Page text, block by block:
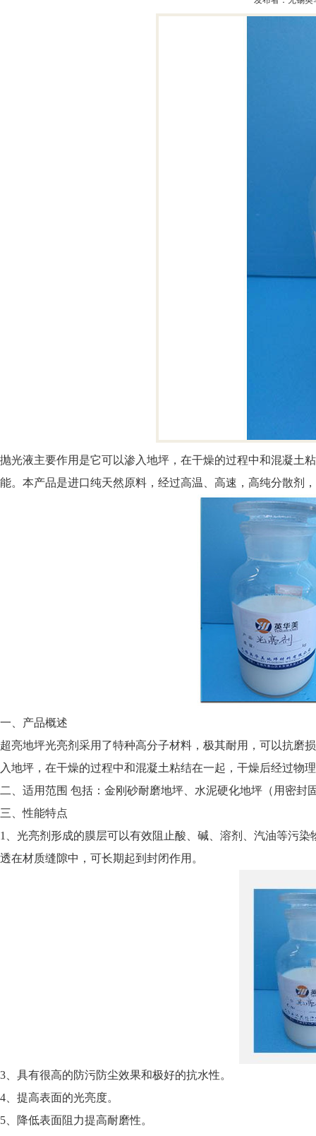
抛光液主要作用是它可以渗入地坪，在干燥的过程中和混凝土
能。本产品是进口纯天然原料，经过高温、高速，高纯分散剂
一、产品概述
超亮地坪光亮剂采用了特种高分子材料，极其耐用，可以抗磨
入地坪，在干燥的过程中和混凝土粘结在一起，干燥后经过物
二、适用范围 包括：金刚砂耐磨地坪、水泥硬化地坪（用密
三、性能特点
1、光亮剂形成的膜层可以有效阻止酸、碱、溶剂、汽油等污
透在材质缝隙中，可长期起到封闭作用。
3、具有很高的防污防尘效果和极好的抗水性。
4、提高表面的光亮度。
5、降低表面阻力提高耐磨性。